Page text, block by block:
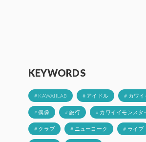
KEYWORDS
# KAWAIILAB # アイドル # カワイ
# 偶像 # 旅行 # カワイイモンスタ
# クラブ # ニューヨーク # ライブ